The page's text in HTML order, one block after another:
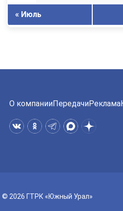
« Июль
О компанииПередачиРеклама
© 2026 ГТРК «Южный Урал»